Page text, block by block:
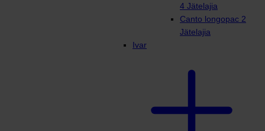
4 Jätelajia
Canto longopac 2
Jätelajia
Ivar